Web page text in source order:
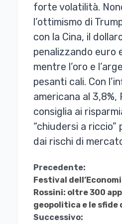
forte volatilità.
l’ottimismo di
con la Cina, il
penalizzando euro
mentre l’oro e
pesanti cali. Con
americana al 3,8%,
consiglia ai
“chiudersi a
dai rischi di
Continua
a
Leggere
Precedente:
Festival
Rossini: oltre 300
geopolitica e le
Successivo: